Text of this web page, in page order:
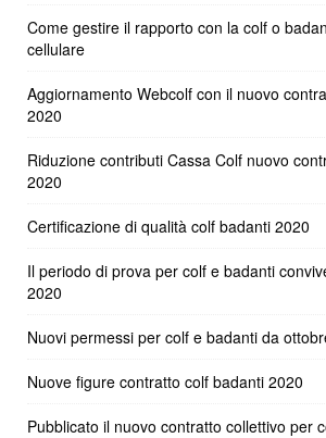
Come gestire il rapporto con la colf o
cellulare
Aggiornamento Webcolf con il nuovo
2020
Riduzione contributi Cassa Colf nuovo
2020
Certificazione di qualità colf badanti 2020
Il periodo di prova per colf e badanti
2020
Nuovi permessi per colf e badanti da
Nuove figure contratto colf badanti 2020
Pubblicato il nuovo contratto collettivo per